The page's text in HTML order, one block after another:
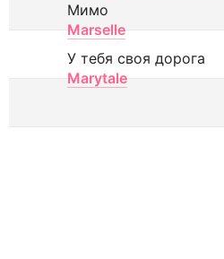
Мимо
Marselle
У тебя своя дорога
Marytale